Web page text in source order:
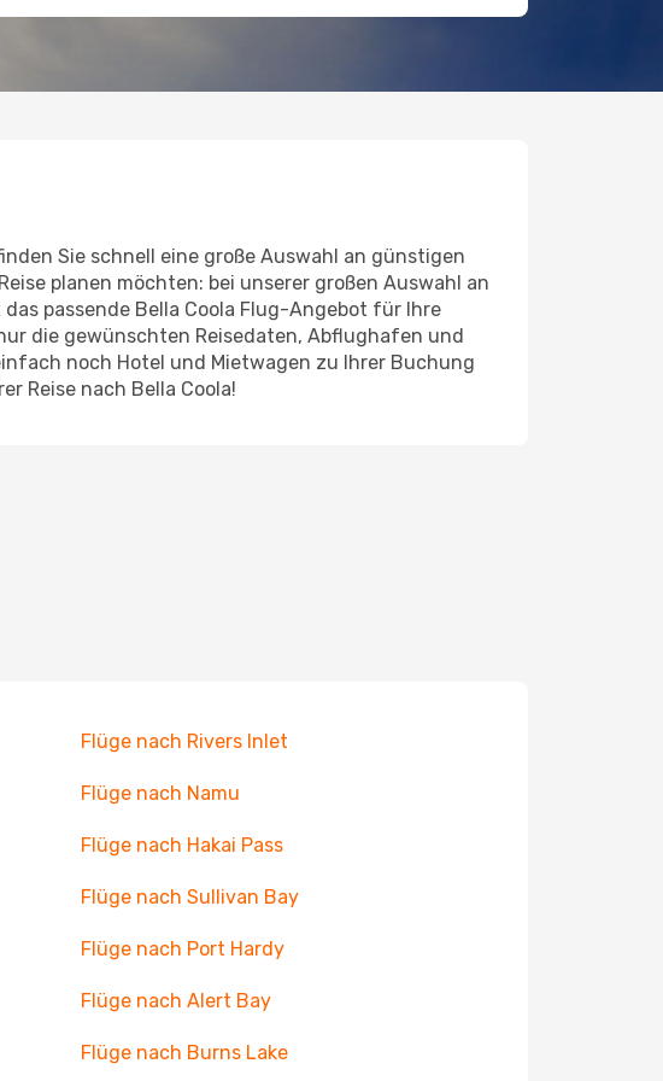
Sie schnell eine große Auswahl an günstigen
planen möchten: bei unserer großen Auswahl an
passende Bella Coola Flug-Angebot für Ihre
die gewünschten Reisedaten, Abflughafen und
noch Hotel und Mietwagen zu Ihrer Buchung
Reise nach Bella Coola!
Flüge nach Rivers Inlet
Flüge nach Namu
Flüge nach Hakai Pass
Flüge nach Sullivan Bay
Flüge nach Port Hardy
Flüge nach Alert Bay
Flüge nach Burns Lake